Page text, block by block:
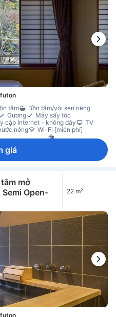
tắm
Bồn tắm/vòi sen riêng
Gương
Máy sấy tóc
cập Internet - không dây
TV
nóng
Wi-Fi [miễn phí]
che ánh sáng
Sưởi
tay
giá
mở
Open-
22 m²